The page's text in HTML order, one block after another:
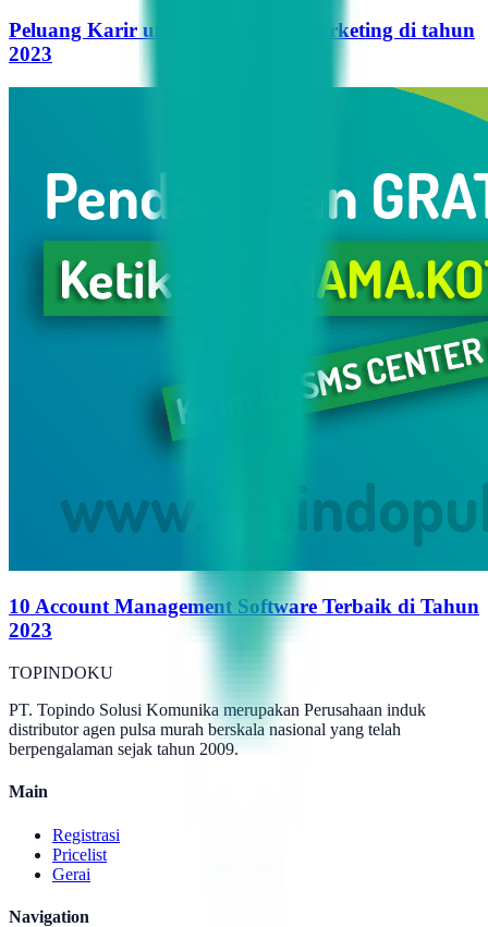
Peluang Karir untuk Influencer Marketing di tahun
2023
10 Account Management Software Terbaik di Tahun
2023
TOPINDOKU
PT. Topindo Solusi Komunika merupakan Perusahaan induk
distributor agen pulsa murah berskala nasional yang telah
berpengalaman sejak tahun 2009.
Main
Registrasi
Pricelist
Gerai
Navigation